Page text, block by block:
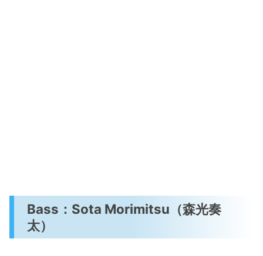
Bass：Sota Morimitsu（森光奏
太）